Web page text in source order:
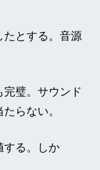
たとする。音源
璧。サウンド
らない。
する。しか